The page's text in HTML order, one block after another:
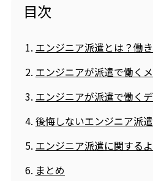
目次
エンジニア派遣とは？働
エンジニアが派遣で働く
エンジニアが派遣で働く
後悔しないエンジニア派
エンジニア派遣に関する
まとめ